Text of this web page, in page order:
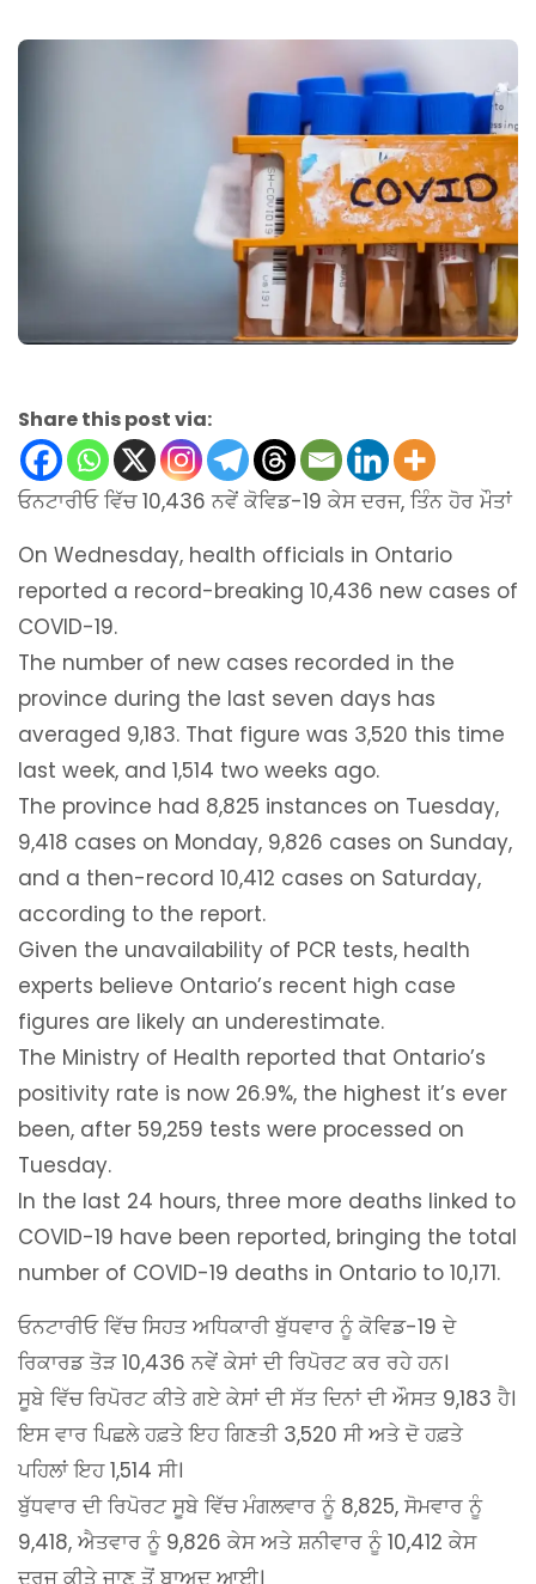
Share this post via:
ਓਨਟਾਰੀਓ ਵਿੱਚ 10,436 ਨਵੇਂ ਕੋਵਿਡ-19 ਕੇਸ ਦਰਜ, ਤਿੰਨ ਹੋਰ ਮੌਤਾਂ
On Wednesday, health officials in Ontario
reported a record-breaking 10,436 new cases of
COVID-19.
The number of new cases recorded in the
province during the last seven days has
averaged 9,183. That figure was 3,520 this time
last week, and 1,514 two weeks ago.
The province had 8,825 instances on Tuesday,
9,418 cases on Monday, 9,826 cases on Sunday,
and a then-record 10,412 cases on Saturday,
according to the report.
Given the unavailability of PCR tests, health
experts believe Ontario’s recent high case
figures are likely an underestimate.
The Ministry of Health reported that Ontario’s
positivity rate is now 26.9%, the highest it’s ever
been, after 59,259 tests were processed on
Tuesday.
In the last 24 hours, three more deaths linked to
COVID-19 have been reported, bringing the total
number of COVID-19 deaths in Ontario to 10,171.
ਓਨਟਾਰੀਓ ਵਿੱਚ ਸਿਹਤ ਅਧਿਕਾਰੀ ਬੁੱਧਵਾਰ ਨੂੰ ਕੋਵਿਡ-19 ਦੇ
ਰਿਕਾਰਡ ਤੋੜ 10,436 ਨਵੇਂ ਕੇਸਾਂ ਦੀ ਰਿਪੋਰਟ ਕਰ ਰਹੇ ਹਨ।
ਸੂਬੇ ਵਿੱਚ ਰਿਪੋਰਟ ਕੀਤੇ ਗਏ ਕੇਸਾਂ ਦੀ ਸੱਤ ਦਿਨਾਂ ਦੀ ਔਸਤ 9,183 ਹੈ।
ਇਸ ਵਾਰ ਪਿਛਲੇ ਹਫ਼ਤੇ ਇਹ ਗਿਣਤੀ 3,520 ਸੀ ਅਤੇ ਦੋ ਹਫ਼ਤੇ
ਪਹਿਲਾਂ ਇਹ 1,514 ਸੀ।
ਬੁੱਧਵਾਰ ਦੀ ਰਿਪੋਰਟ ਸੂਬੇ ਵਿੱਚ ਮੰਗਲਵਾਰ ਨੂੰ 8,825, ਸੋਮਵਾਰ ਨੂੰ
9,418, ਐਤਵਾਰ ਨੂੰ 9,826 ਕੇਸ ਅਤੇ ਸ਼ਨੀਵਾਰ ਨੂੰ 10,412 ਕੇਸ
ਦਰਜ ਕੀਤੇ ਜਾਣ ਤੋਂ ਬਾਅਦ ਆਈ।